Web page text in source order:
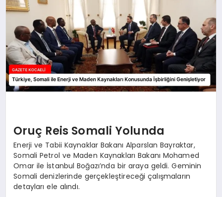
SAĞLIK
EĞITIM
Oruç Reis Somali Yolunda
Enerji ve Tabii Kaynaklar Bakanı Alparslan Bayraktar,
Somali Petrol ve Maden Kaynakları Bakanı Mohamed
Omar ile İstanbul Boğazı’nda bir araya geldi. Geminin
Somali denizlerinde gerçekleştireceği çalışmaların
detayları ele alındı.